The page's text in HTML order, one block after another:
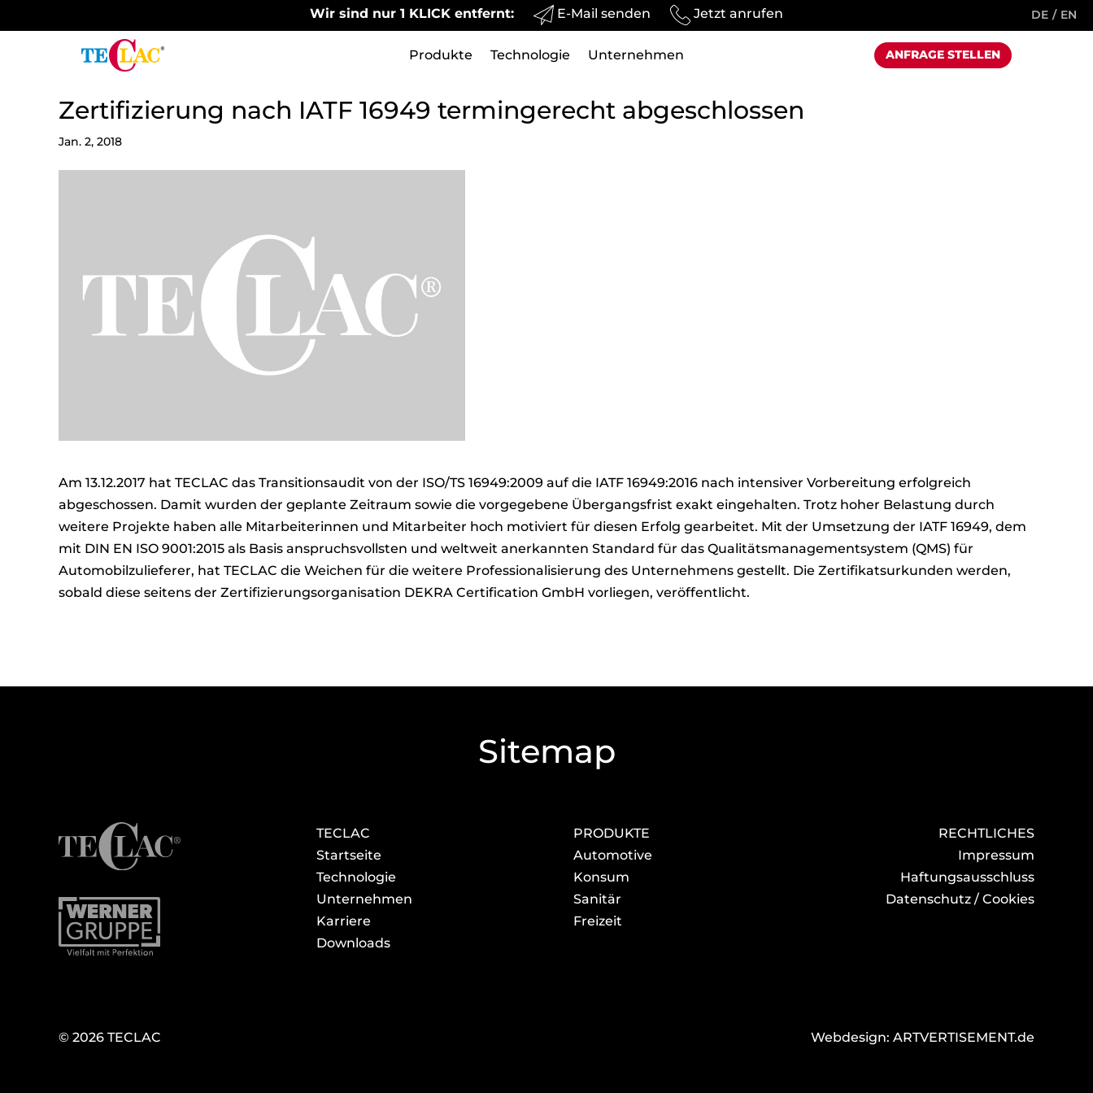
Wir sind nur 1 KLICK entfernt: E-Mail senden Jetzt anrufen DE EN
Produkte Technologie Unternehmen ANFRAGE STELLEN
Zertifizierung nach IATF 16949 termingerecht abgeschlossen
Jan. 2, 2018
Am 13.12.2017 hat TECLAC das Transitionsaudit von der ISO/TS 16949:2009 auf die IATF 16949:2016 nach intensiver Vorbereitung erfolgreich
abgeschossen. Damit wurden der geplante Zeitraum sowie die vorgegebene Übergangsfrist exakt eingehalten. Trotz hoher Belastung durch
weitere Projekte haben alle Mitarbeiterinnen und Mitarbeiter hoch motiviert für diesen Erfolg gearbeitet. Mit der Umsetzung der IATF 16949, dem
mit DIN EN ISO 9001:2015 als Basis anspruchsvollsten und weltweit anerkannten Standard für das Qualitätsmanagementsystem (QMS) für
Automobilzulieferer, hat TECLAC die Weichen für die weitere Professionalisierung des Unternehmens gestellt. Die Zertifikatsurkunden werden,
sobald diese seitens der Zertifizierungsorganisation DEKRA Certification GmbH vorliegen, veröffentlicht.
Sitemap
TECLAC
Startseite
Technologie
Unternehmen
Karriere
Download­s
PRODUKTE
Automotive
Konsum
Sanitär
Freizeit
RECHTLICHES
Impressum
Haftungsausschluss
Datenschutz / Cookies
© 2026 TECLAC Webdesign: ARTVERTISEMENT.de